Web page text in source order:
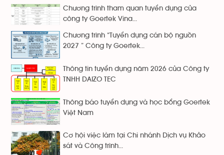
Chương trình tham quan tuyển dụng của
công ty Goertek Vina...
Chương trình “Tuyển dụng cán bộ nguồn
2027 ” Công ty Goertek...
Thông tin tuyển dụng năm 2026 của Công ty
TNHH DAIZO TEC
Thông báo tuyển dụng và học bổng Goertek
Việt Nam
Cơ hội việc làm tại Chi nhánh Dịch vụ Khảo
sát và Công trình...